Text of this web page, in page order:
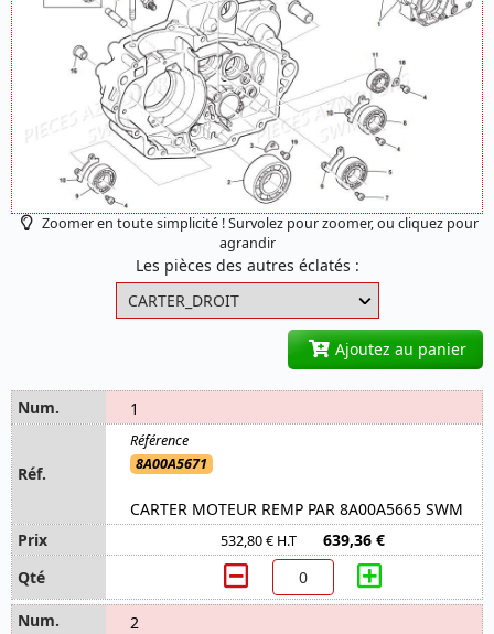
Zoomer en toute simplicité ! Survolez pour zoomer, ou cliquez pour
agrandir
Les pièces des autres éclatés :
Ajoutez au panier
1
8A00A5671
CARTER MOTEUR REMP PAR 8A00A5665 SWM
532,80 € H.T 639,36 €
2